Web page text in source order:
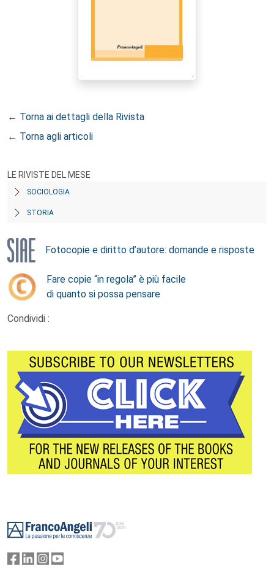
← Torna ai dettagli della Rivista
← Torna agli articoli
LE RIVISTE DEL MESE
SOCIOLOGIA
STORIA
Fotocopie e diritto d’autore: domande e risposte
Fare copie “in regola” è più facile
di quanto si possa pensare
Condividi :